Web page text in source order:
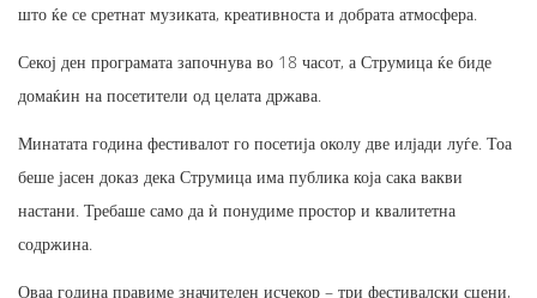
што ќе се сретнат музиката, креативноста и добрата атмосфера.
Секој ден програмата започнува во 18 часот, а Струмица ќе биде
домаќин на посетители од целата држава.
Минатата година фестивалот го посетија околу две илјади луѓе. Тоа
беше јасен доказ дека Струмица има публика која сака вакви
настани. Требаше само да ѝ понудиме простор и квалитетна
содржина.
Оваа година правиме значителен исчекор – три фестивалски сцени,